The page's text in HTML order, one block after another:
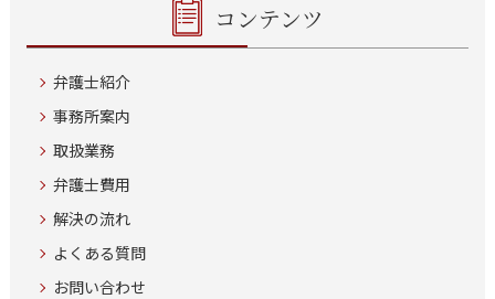
コンテンツ
弁護士紹介
事務所案内
取扱業務
弁護士費用
解決の流れ
よくある質問
お問い合わせ